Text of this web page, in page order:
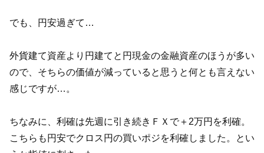
でも、円安過ぎて…
外貨建て資産より円建てと円現金の金融資産のほうが多い
ので、そちらの価値が減っていると思うと何とも言えない
感じですが…。
ちなみに、利確は先週に引き続きＦＸで＋2万円を利確。
こちらも円安でクロス円の買いポジを利確しました。とい